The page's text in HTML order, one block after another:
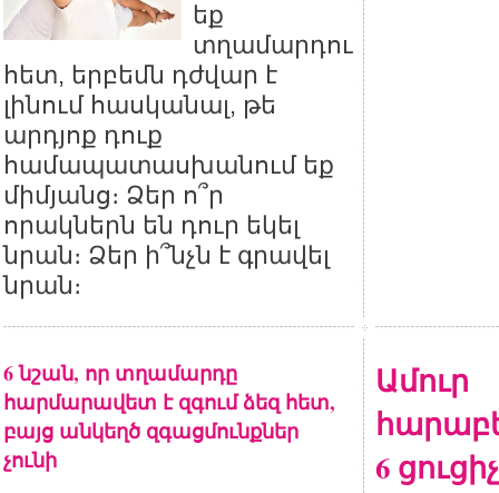
եք
տղամարդու
հետ, երբեմն դժվար է
լինում հասկանալ, թե
արդյոք դուք
համապատասխանում եք
միմյանց։ Ձեր ո՞ր
որակներն են դուր եկել
նրան։ Ձեր ի՞նչն է գրավել
նրան։
6 նշան, որ տղամարդը
հարմարավետ է զգում ձեզ հետ,
բայց անկեղծ զգացմունքներ
չունի
Ամուր
6 ցուցիչ